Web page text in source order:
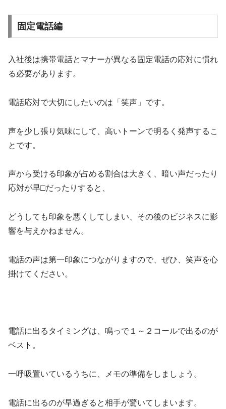
固定電話編
入社後は携帯電話とマナーが異なる固定電話の応対に慣れ
る必要があります。
電話応対で大切にしたいのは「笑声」です。
声を少し張り気味にして、高いトーンで明るく発声するこ
とです。
声から受ける印象が占める割合は大きく、暗い声だったり
応対が早□だったりすると、
どうしても印象を悪くしてしまい、その後のビジネスに影
響を与えかねません。
電話の声は第一印象につながりますので、ぜひ、笑声を心
掛けてください。
電話に出るタイミングは、鳴っで１～２コールで出るのが
ベスト。
一呼吸置いているうちに、メモの準備をしましょう。
電話に出るのが早過ぎると相手が驚いてしまいます。